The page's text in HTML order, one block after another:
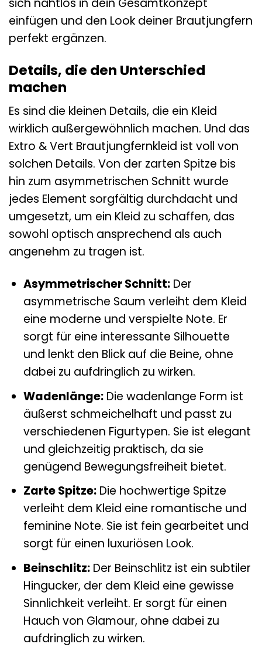
sich nahtlos in dein Gesamtkonzept
einfügen und den Look deiner Brautjungfern
perfekt ergänzen.
Details, die den Unterschied
machen
Es sind die kleinen Details, die ein Kleid
wirklich außergewöhnlich machen. Und das
Extro & Vert Brautjungfernkleid ist voll von
solchen Details. Von der zarten Spitze bis
hin zum asymmetrischen Schnitt wurde
jedes Element sorgfältig durchdacht und
umgesetzt, um ein Kleid zu schaffen, das
sowohl optisch ansprechend als auch
angenehm zu tragen ist.
Asymmetrischer Schnitt:Der
asymmetrische Saum verleiht dem Kleid
eine moderne und verspielte Note. Er
sorgt für eine interessante Silhouette
und lenkt den Blick auf die Beine, ohne
dabei zu aufdringlich zu wirken.
Wadenlänge:Die wadenlange Form ist
äußerst schmeichelhaft und passt zu
verschiedenen Figurtypen. Sie ist elegant
und gleichzeitig praktisch, da sie
genügend Bewegungsfreiheit bietet.
Zarte Spitze:Die hochwertige Spitze
verleiht dem Kleid eine romantische und
feminine Note. Sie ist fein gearbeitet und
sorgt für einen luxuriösen Look.
Beinschlitz:Der Beinschlitz ist ein subtiler
Hingucker, der dem Kleid eine gewisse
Sinnlichkeit verleiht. Er sorgt für einen
Hauch von Glamour, ohne dabei zu
aufdringlich zu wirken.